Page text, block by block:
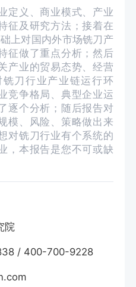
定义、商业模式、产业
征及研究方法；接着在
上对国内外市场铣刀产
征做了重点分析；然后
产业的贸易态势、经营
刀行业产业链运行环
竞争格局、典型企业运
逐个分析；随后报告对
模、风险、策略做出来
对铣刀行业有个系统的
，本报告是您不可或缺
院
/ 400-700-9228